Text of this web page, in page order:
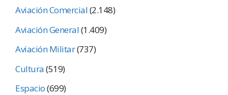
Aviación Comercial(2.148)
Aviación General(1.409)
Aviación Militar(737)
Cultura(519)
Espacio(699)